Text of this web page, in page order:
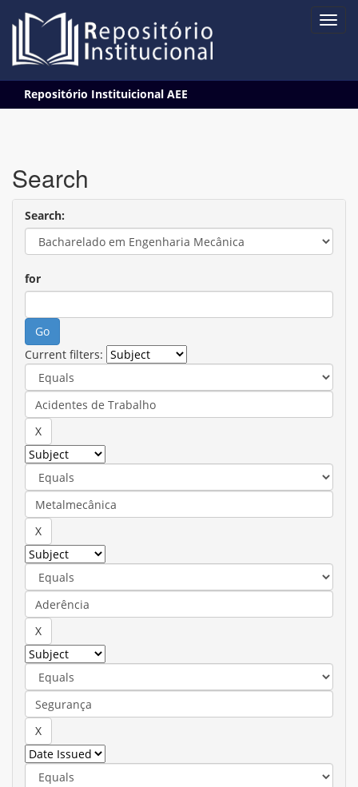
navigation
Repositório Instituicional AEE
Search
Search:
for
Current filters: